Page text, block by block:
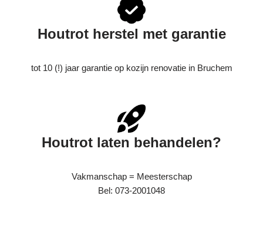
Houtrot herstel met garantie
tot 10 (!) jaar garantie op kozijn renovatie in Bruchem
Houtrot laten behandelen?
Vakmanschap = Meesterschap
Bel: 073-2001048